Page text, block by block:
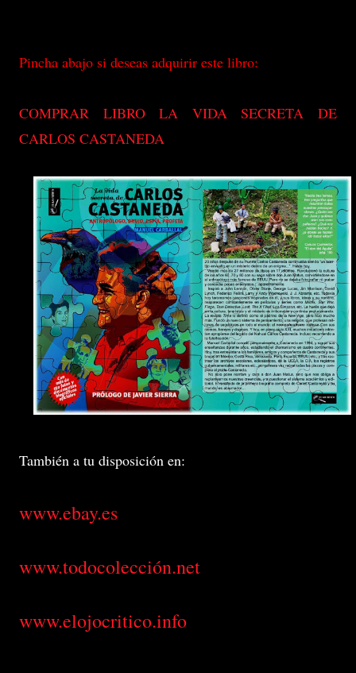
Pincha abajo si deseas adquirir este libro:
COMPRAR LIBRO LA VIDA SECRETA DE
CARLOS CASTANEDA
También a tu disposición en:
www.ebay.es
www.todocolección.net
www.elojocritico.info